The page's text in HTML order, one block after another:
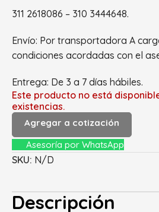
311 2618086 – 310 3444648.
Envío: Por transportadora A
condiciones acordadas con el
Entrega: De 3 a 7 días hábiles.
Este producto no está
existencias.
Agregar a cotización
Asesoría por WhatsApp
SKU: N/D
Descripción